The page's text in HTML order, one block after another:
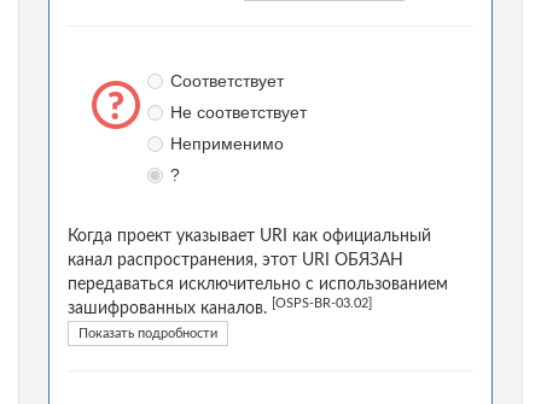
Соответствует
Не соответствует
Неприменимо
?
Когда проект указывает URI как официальный
канал распространения, этот URI ОБЯЗАН
передаваться исключительно с использованием
зашифрованных каналов.
[OSPS-BR-03.02]
Показать подробности